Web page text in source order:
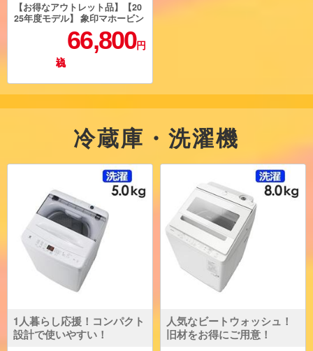
【お得なアウトレット品】【20
25年度モデル】 象印マホービン
圧力IH炊飯ジャー 炎舞炊き ［5.
5合/スレートブラック］ NW-NB
66,800円
冷蔵庫・洗濯機
1人暮らし応援！コンパクト
設計で使いやすい！
人気なビートウォッシュ！
旧材をお得にご用意！